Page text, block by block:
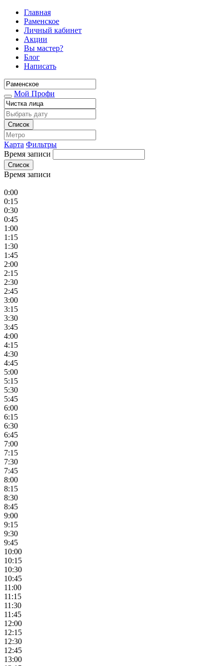
Главная
Раменское
Личный кабинет
Акции
Вы мастер?
Блог
Написать
Мой Профи
Список
Карта Фильтры
Время записи
Список
Время записи
0:00
0:15
0:30
0:45
1:00
1:15
1:30
1:45
2:00
2:15
2:30
2:45
3:00
3:15
3:30
3:45
4:00
4:15
4:30
4:45
5:00
5:15
5:30
5:45
6:00
6:15
6:30
6:45
7:00
7:15
7:30
7:45
8:00
8:15
8:30
8:45
9:00
9:15
9:30
9:45
10:00
10:15
10:30
10:45
11:00
11:15
11:30
11:45
12:00
12:15
12:30
12:45
13:00